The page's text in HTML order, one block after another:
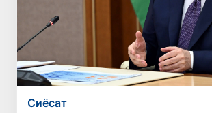
Сиёсат